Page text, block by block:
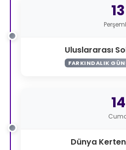
13
Uluslararası
FARKINDALIK
14
Dünya